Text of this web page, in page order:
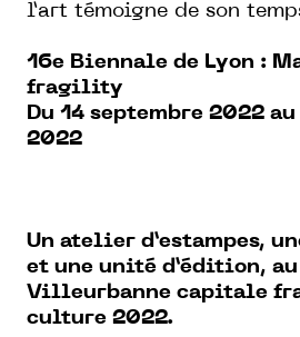
l’art témoigne de son
16e Biennale de Lyon :
fragility
Du 14 septembre 2022
2022
Un atelier d’estampes,
et une unité d’édition,
Villeurbanne capitale
culture 2022.